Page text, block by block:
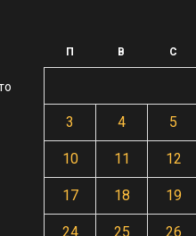
П В С
3 4 5
10 11 12
17 18 19
24 25 26